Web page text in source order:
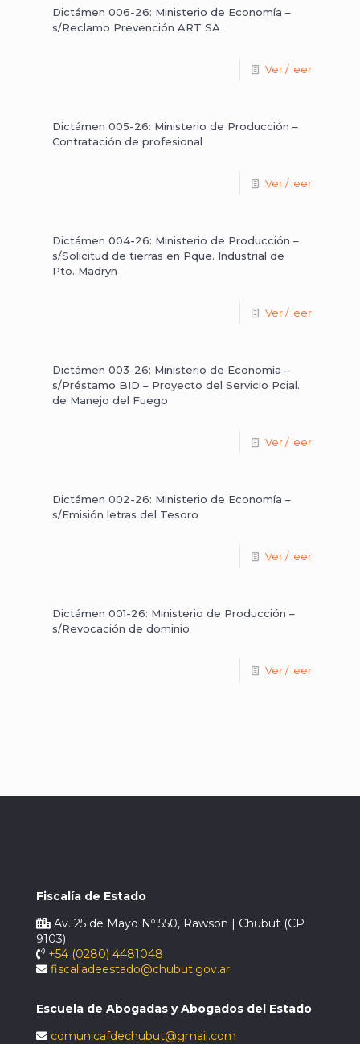
Dictámen 006-26: Ministerio de Economía –
s/Reclamo Prevención ART SA
Ver / leer
Dictámen 005-26: Ministerio de Producción –
Contratación de profesional
Ver / leer
Dictámen 004-26: Ministerio de Producción –
s/Solicitud de tierras en Pque. Industrial de
Pto. Madryn
Ver / leer
Dictámen 003-26: Ministerio de Economía –
s/Préstamo BID – Proyecto del Servicio Pcial.
de Manejo del Fuego
Ver / leer
Dictámen 002-26: Ministerio de Economía –
s/Emisión letras del Tesoro
Ver / leer
Dictámen 001-26: Ministerio de Producción –
s/Revocación de dominio
Ver / leer
Fiscalía de Estado
Av. 25 de Mayo Nº 550, Rawson | Chubut (CP
9103)
+54 (0280) 4481048
fiscaliadeestado@chubut.gov.ar
Escuela de Abogadas y Abogados del Estado
comunicafdechubut@gmail.com